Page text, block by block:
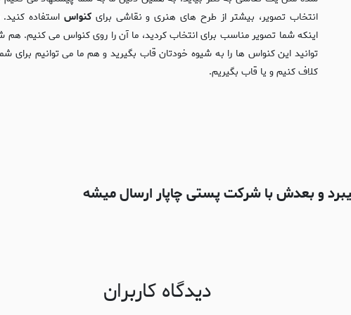
انتخاب تصویر، بیشتر از طرح های هنری و نقاشی برای کنواس استفاده کنید.
اینکه شما تصویر مناسب برای انتخاب کردید، ما آن را روی کنواس می کنیم. هم
توانید این کنواس ها را به شیوه خودتان قاب بگیرید و هم ما می توانیم برای
کلاف کنیم و یا قاب بگیریم.
دیدگاه کاربران